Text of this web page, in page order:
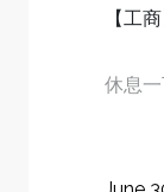
【工
休息